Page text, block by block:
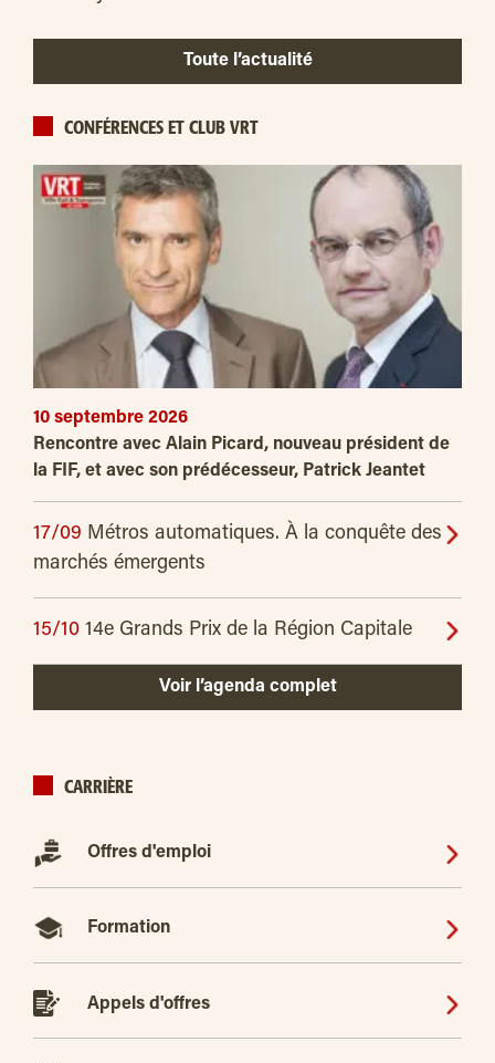
Toute l’actualité
CONFÉRENCES ET CLUB VRT
10 septembre 2026
Rencontre avec Alain Picard, nouveau président de
la FIF, et avec son prédécesseur, Patrick Jeantet
17/09 Métros automatiques. À la conquête des
marchés émergents
15/10 14e Grands Prix de la Région Capitale
Voir l’agenda complet
CARRIÈRE
Offres d'emploi
Formation
Appels d'offres